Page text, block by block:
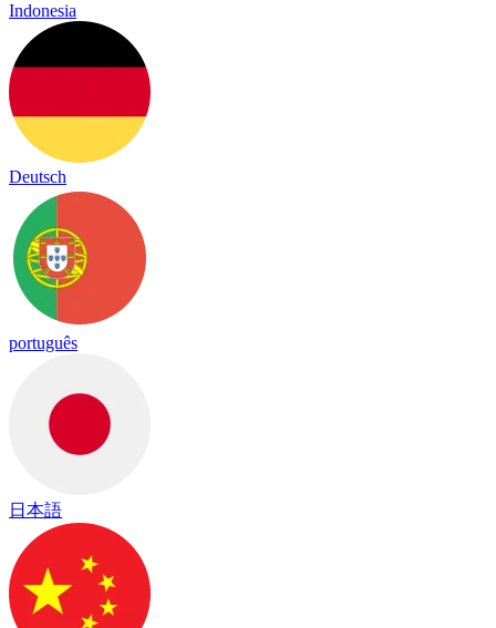
Indonesia
Deutsch
português
日本語